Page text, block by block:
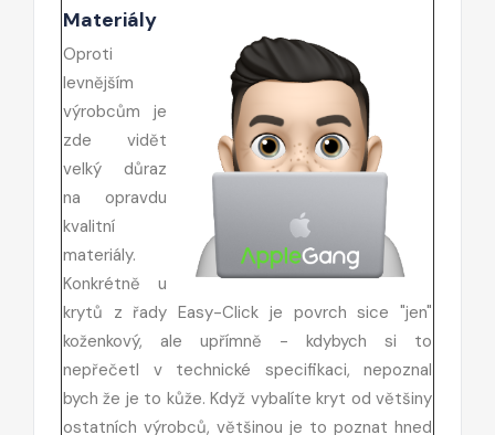
Materiály
Oproti
levnějším
výrobcům je
zde vidět
velký důraz
na opravdu
kvalitní
materiály.
Konkrétně u
krytů z řady Easy-Click je povrch sice "jen"
koženkový, ale upřímně - kdybych si to
nepřečetl v technické specifikaci, nepoznal
bych že je to kůže. Když vybalíte kryt od většiny
ostatních výrobců, většinou je to poznat hned